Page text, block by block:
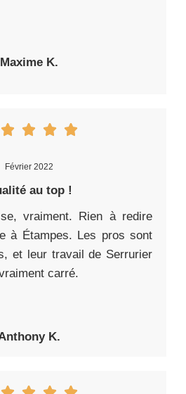
Maxime K.
Février 2022
au top !
vraiment. Rien à redire
à Étampes. Les pros sont
et leur travail de Serrurier
carré.
K.